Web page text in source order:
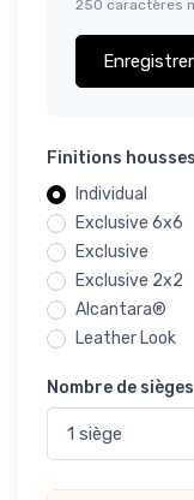
250 caractères
Finitions
Individual
Exclusive 6x6
Exclusive
Exclusive 2x2
Alcantara®
Leather Look
Nombre de sièges